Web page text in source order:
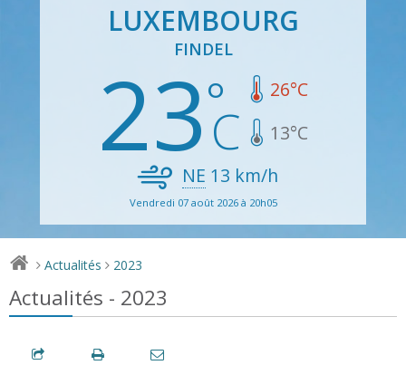
LUXEMBOURG
FINDEL
23 26°C
13°C
NE 13 km/h
Vendredi 07 août 2026 à 20h05
> Actualités > 2023
Actualités - 2023